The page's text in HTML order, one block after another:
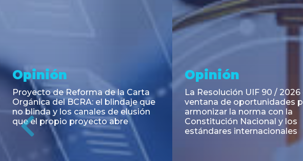
Noticia
RESOLUCIÓN 271/2026 de la
SECRETARIA DE COORDINACIÓN
DE PRODUCCIÓN: Actualización y
unificación de las advertencias
obligatorias en la publicidad de
juegos y apuestas en...
Asesoramiento y
Transacciones
Emisión de Obligaciones
Negociables Clase E de
Puerto S.A. por un Valor
de U$S 98.897.303
Previous